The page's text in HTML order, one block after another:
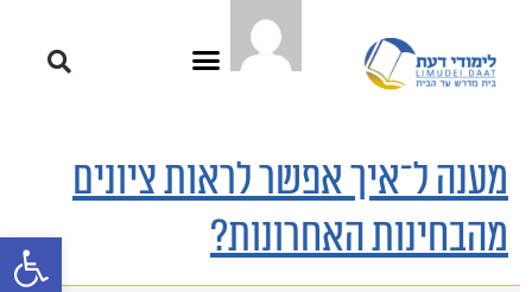
פתח
מענה ל־איך אפשר לראות ציונים
מהבחינות האחרונות?